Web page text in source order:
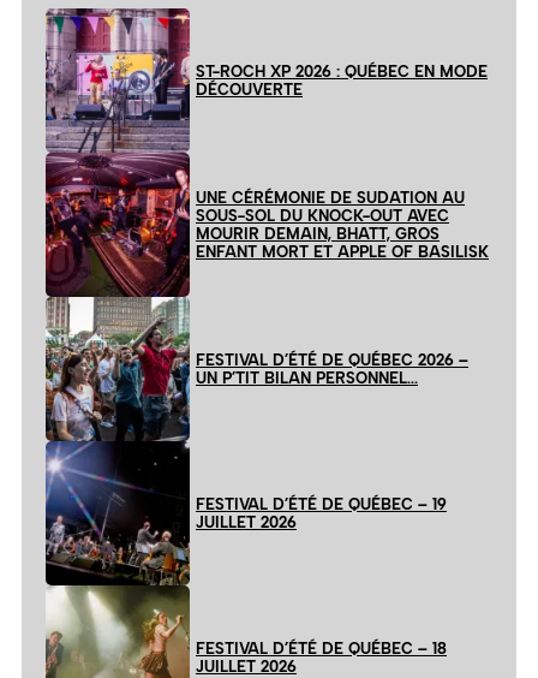
ST-ROCH XP 2026 : QUÉBEC EN MODE
DÉCOUVERTE
UNE CÉRÉMONIE DE SUDATION AU
SOUS-SOL DU KNOCK-OUT AVEC
MOURIR DEMAIN, BHATT, GROS
ENFANT MORT ET APPLE OF BASILISK
FESTIVAL D’ÉTÉ DE QUÉBEC 2026 –
UN P’TIT BILAN PERSONNEL…
FESTIVAL D’ÉTÉ DE QUÉBEC – 19
JUILLET 2026
FESTIVAL D’ÉTÉ DE QUÉBEC – 18
JUILLET 2026